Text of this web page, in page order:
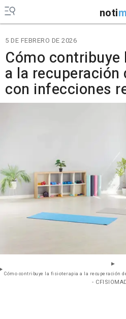
noti
5 DE FEBRERO DE 2026
Cómo
a la recuperación
con infecciones
Cómo contribuye la fisioterapia a la recuperación
-